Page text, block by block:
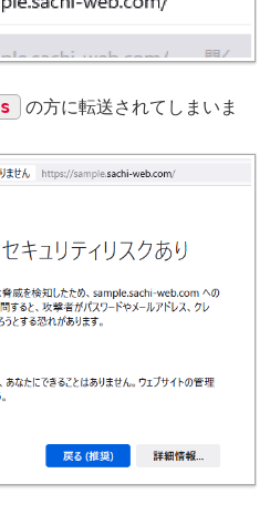
s
の方に転送されてしまいま